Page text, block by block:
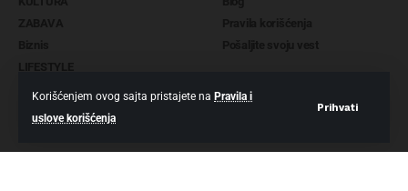
Korišćenjem ovog sajta pristajete na Pravila i
uslove korišćenja
Prihvati